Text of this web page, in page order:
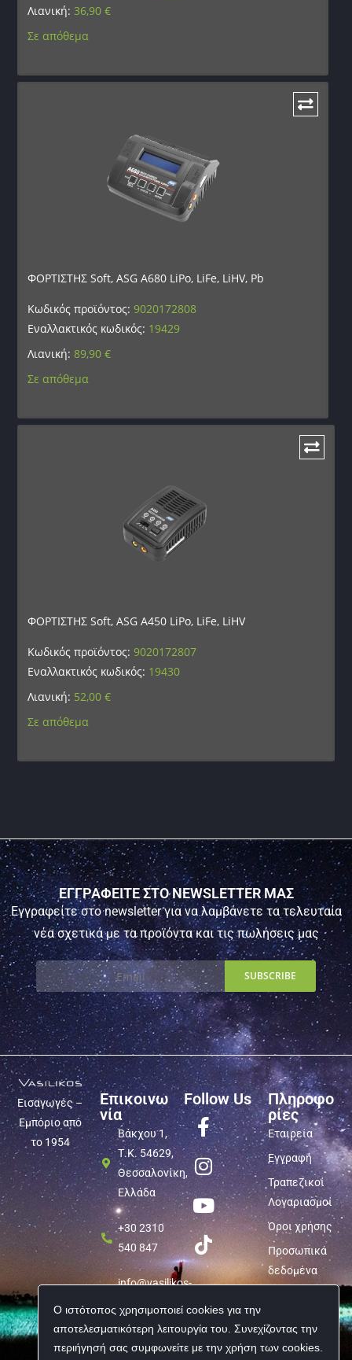
Ο ιστότοπος χρησιμοποιεί cookies για την
αποτελεσματικότερη λειτουργία του. Συνεχίζοντας την
περιήγησή σας συμφωνείτε με την χρήση των cookies.
Λιανική: 36,90€
Σε απόθεμα
ΦΟΡΤΙΣΤΗΣ Soft, ASG A680 LiPo, LiFe, LiHV, Pb
Κωδικός προϊόντος:9020172808
Εναλλακτικός κωδικός: 19429
Λιανική:89,90€
Σε απόθεμα
ΦΟΡΤΙΣΤΗΣ Soft, ASG A450 LiPo, LiFe, LiHV
Κωδικός προϊόντος:9020172807
Εναλλακτικός κωδικός: 19430
Λιανική: 52,00€
Σε απόθεμα
ΕΓΓΡΑΦΕΙΤΕ ΣΤΟ NEWSLETTER ΜΑΣ
Εγγραφείτε στο newsletter για να λαμβάνετε τα τελευταία
νέα σχετικά με τα προϊόντα και τις πωλήσεις μας
Εισαγωγές –
Εμπόριο από
το 1954
Επικοινω
νία
Βάκχου 1,
Τ.Κ. 54629,
Θεσσαλονίκη,
Ελλάδα
+30 2310
540 847
info@vasilikos-
Follow Us
Πληροφο
ρίες
Εταιρεία
Εγγραφή
Τραπεζικοί
Λογαριασμοί
Όροι χρήσης
Προσωπικά
δεδομένα